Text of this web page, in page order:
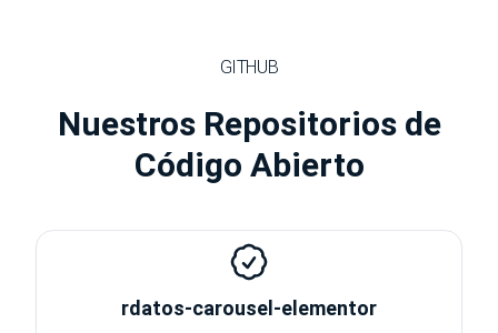
GITHUB
Nuestros Repositorios de
Código Abierto
rdatos-carousel-elementor